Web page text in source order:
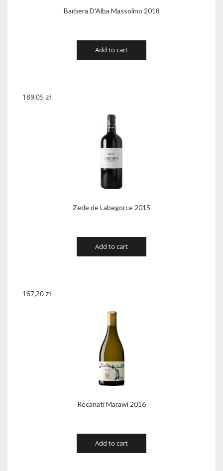
Barbera D'Alba Massolino 2018
Add to cart
Zede de Labegorce 2015
189,05 zł
Add to cart
Recanati Marawi 2016
167,20 zł
Add to cart